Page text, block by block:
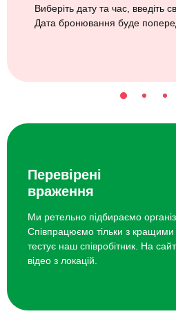
Виберіть дату та час, введіть
Дата бронювання буде
Перевірені
враження
Ми ретельно підбираємо
Співпрацюємо тільки з кращими
тестує наш співробітник. На
відео з локацій.